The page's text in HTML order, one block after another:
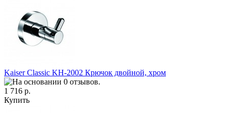
Kaiser Classic KH-2002 Крючок двойной, хром
1 716 р.
Купить